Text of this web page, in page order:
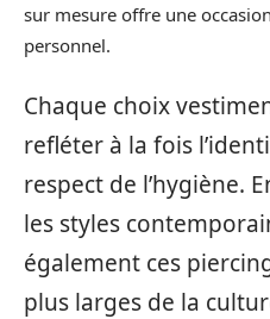
sur mesure offre une
personnel.
Chaque choix
refléter à la fois
respect de l’hygiène.
les styles
également ces
plus larges de la